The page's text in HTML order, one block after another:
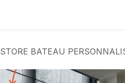
STORE BATEAU